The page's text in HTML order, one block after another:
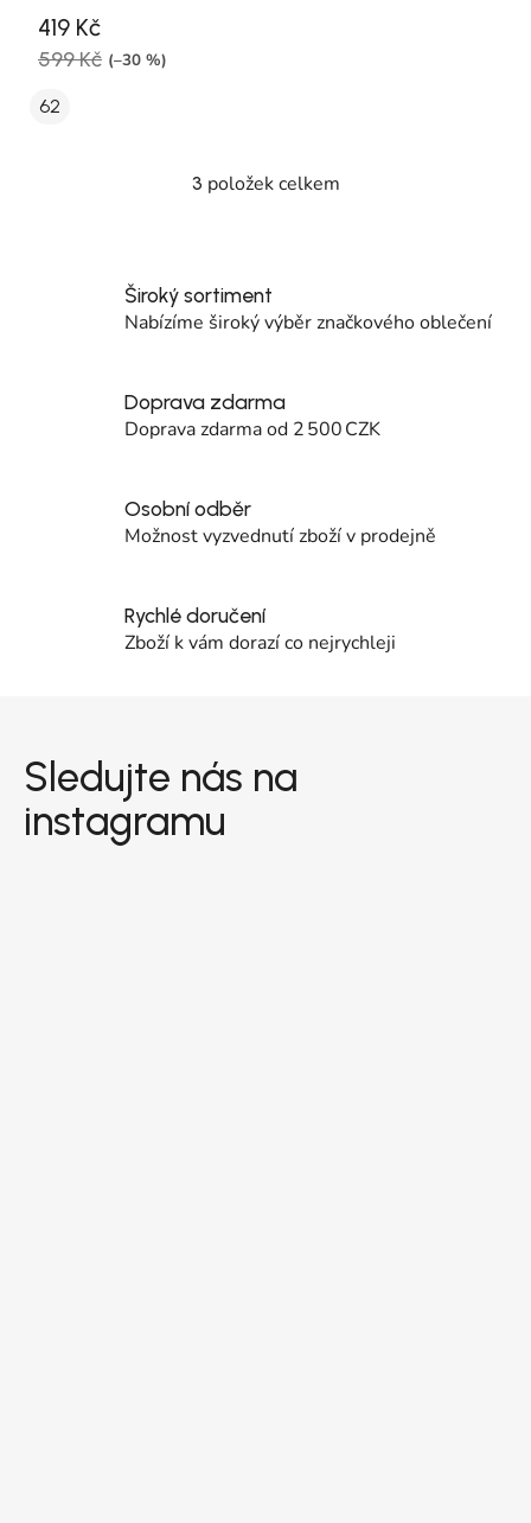
419 Kč
599 Kč (–30 %)
62
Ovládací prvky výpisu
3 položek celkem
Široký sortiment
Nabízíme široký výběr značkového oblečení
Doprava zdarma
Doprava zdarma od 2 500 CZK
Osobní odběr
Možnost vyzvednutí zboží v prodejně
Rychlé doručení
Zboží k vám dorazí co nejrychleji
Sledujte nás na
instagramu